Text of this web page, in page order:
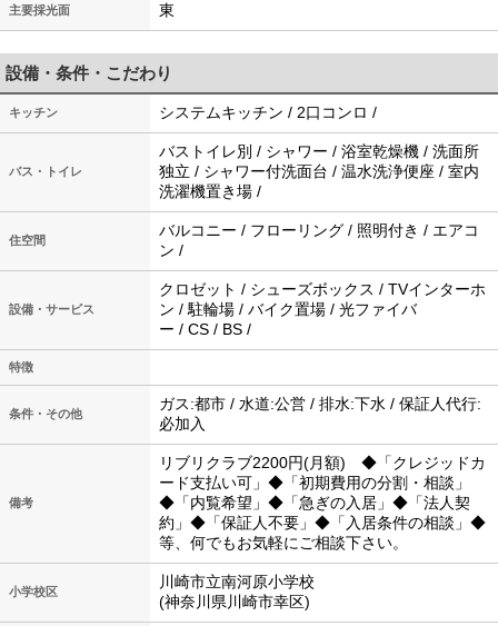
主要採光面 東
設備・条件・こだわり
キッチン システムキッチン / 2口コンロ /
バス・トイレ
バストイレ別 / シャワー / 浴室乾燥機 / 洗面所
独立 / シャワー付洗面台 / 温水洗浄便座 / 室内
洗濯機置き場 /
住空間
バルコニー / フローリング / 照明付き / エアコ
ン /
設備・サービス
クロゼット / シューズボックス / TVインターホ
ン / 駐輪場 / バイク置場 / 光ファイバ
ー / CS / BS /
特徴
条件・その他
ガス:都市 / 水道:公営 / 排水:下水 / 保証人代行:
必加入
備考
リブリクラブ2200円(月額) ◆「クレジッドカ
ード支払い可」◆「初期費用の分割・相談」
◆「内覧希望」◆「急ぎの入居」◆「法人契
約」◆「保証人不要」◆「入居条件の相談」◆
等、何でもお気軽にご相談下さい。
小学校区
川崎市立南河原小学校
(神奈川県川崎市幸区)